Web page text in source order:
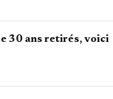
30 ans retirés, voici